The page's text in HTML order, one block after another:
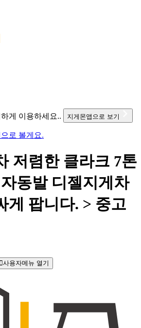
게 이용하세요.. 지게몬앱으로 보기
로 볼게요.
저렴한 클라크 7톤
동발 디젤지게차
게 팝니다. > 중고
사용자메뉴 열기